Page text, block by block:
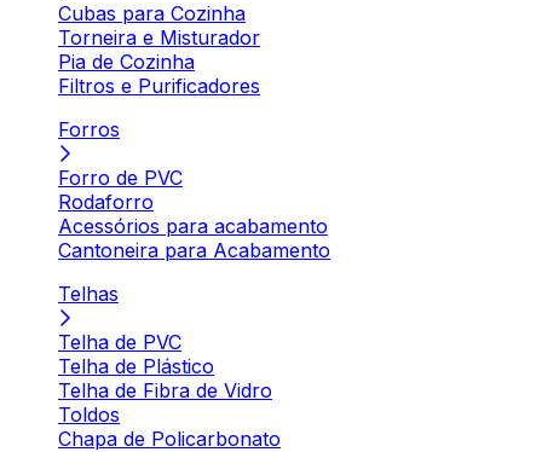
Cubas para Cozinha
Torneira e Misturador
Pia de Cozinha
Filtros e Purificadores
Forros
Forro de PVC
Rodaforro
Acessórios para acabamento
Cantoneira para Acabamento
Telhas
Telha de PVC
Telha de Plástico
Telha de Fibra de Vidro
Toldos
Chapa de Policarbonato